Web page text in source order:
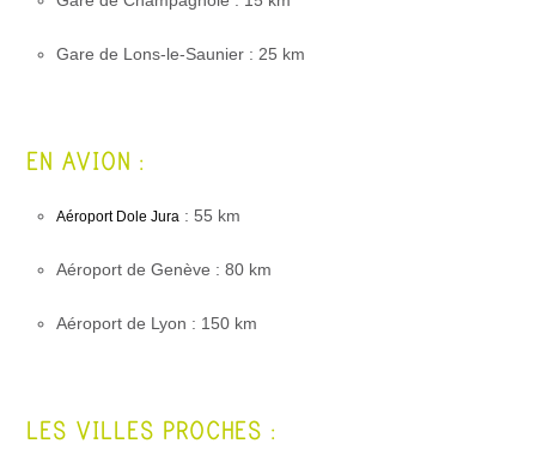
Gare de Lons-le-Saunier : 25 km
EN AVION :
Aéroport Dole Jura : 55 km
Aéroport de Genève : 80 km
Aéroport de Lyon : 150 km
LES VILLES PROCHES :